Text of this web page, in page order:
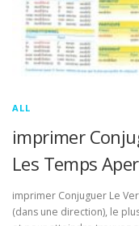
ALL
imprimer
Les Temps
imprimer Conjuguer Le
(dans une direction), le